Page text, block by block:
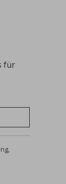
für